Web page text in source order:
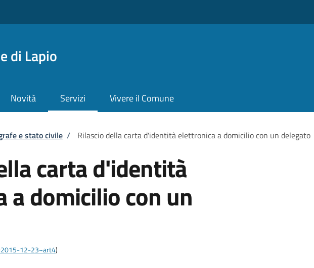
di Lapio
Novità Servizi Vivere il Comune
e stato civile / Rilascio della carta d'identità elettronica a domicilio con un delegato
carta d'identità
a domicilio con un
12-23~art4)